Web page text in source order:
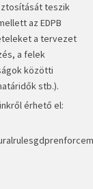
teszik
az EDPB
a tervezet
a felek
közötti
stb.).
érhető el: